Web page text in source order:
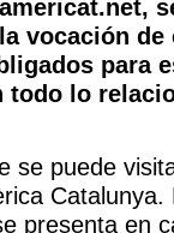
vocación
para
lo
se puede
presenta en